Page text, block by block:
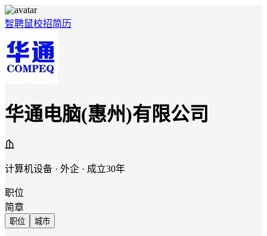
智聘鼠校招简历
华通电脑(惠州)有限公司
计算机设备 · 外企 · 成立30年
职位
简章
职位 城市